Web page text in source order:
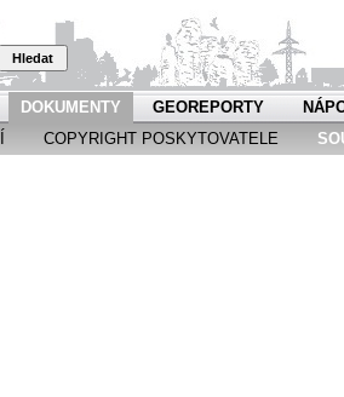
Hledat
DOKUMENTY GEOREPORTY
COPYRIGHT POSKYTOVATELE